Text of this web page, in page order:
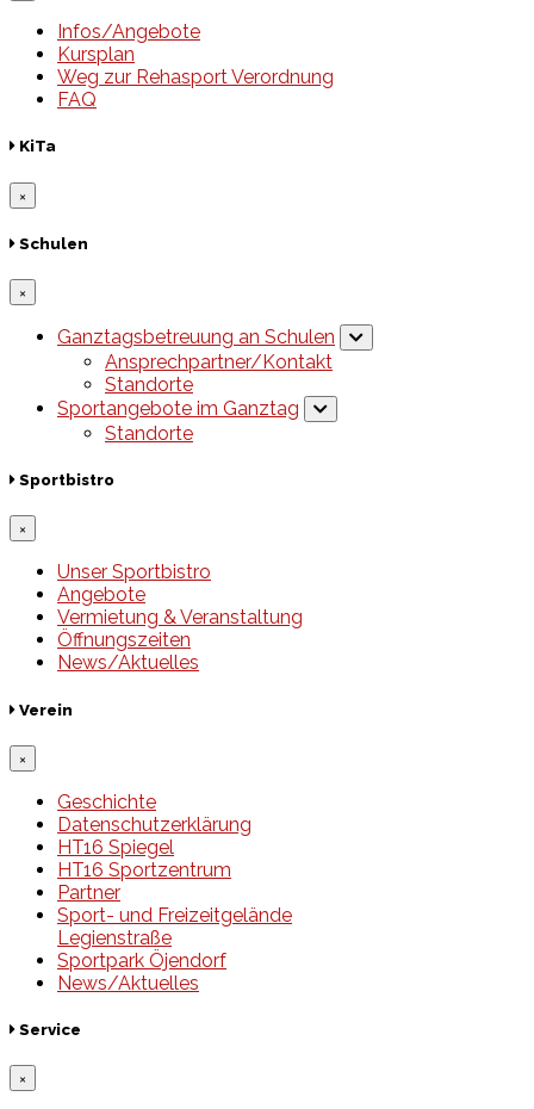
Infos/Angebote
Kursplan
Weg zur Rehasport Verordnung
FAQ
KiTa
×
Schulen
×
Ganztagsbetreuung an Schulen
Ansprechpartner/Kontakt
Standorte
Sportangebote im Ganztag
Standorte
Sportbistro
×
Unser Sportbistro
Angebote
Vermietung & Veranstaltung
Öffnungszeiten
News/Aktuelles
Verein
×
Geschichte
Datenschutzerklärung
HT16 Spiegel
HT16 Sportzentrum
Partner
Sport- und Freizeitgelände
Legienstraße
Sportpark Öjendorf
News/Aktuelles
Service
×